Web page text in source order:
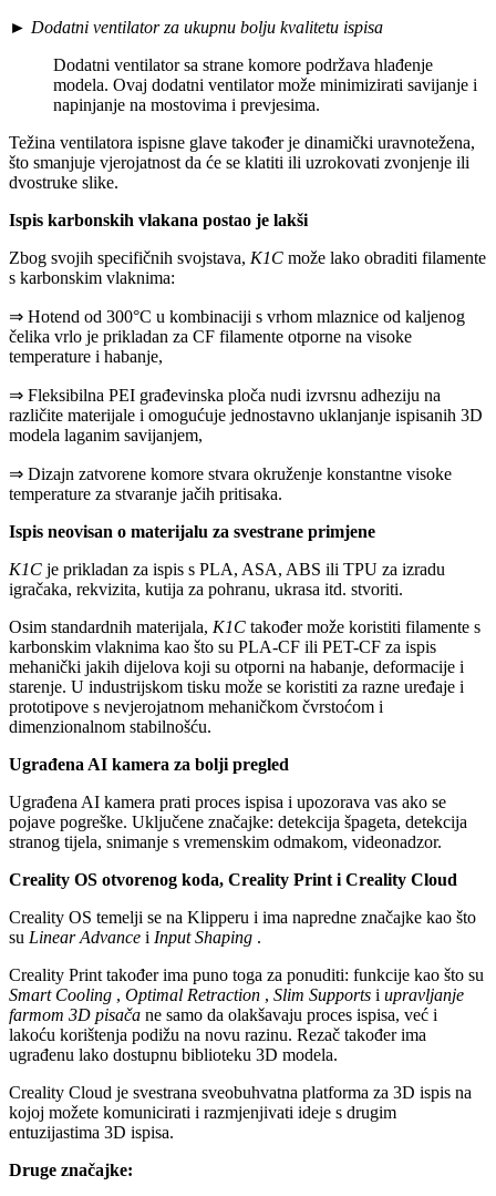
► Dodatni ventilator za ukupnu bolju kvalitetu ispisa
Dodatni ventilator sa strane komore podržava hlađenje
modela. Ovaj dodatni ventilator može minimizirati savijanje i
napinjanje na mostovima i prevjesima.
Težina ventilatora ispisne glave također je dinamički uravnotežena,
što smanjuje vjerojatnost da će se klatiti ili uzrokovati zvonjenje ili
dvostruke slike.
Ispis karbonskih vlakana postao je lakši
Zbog svojih specifičnih svojstava, K1C može lako obraditi filamente
s karbonskim vlaknima:
⇒ Hotend od 300°C u kombinaciji s vrhom mlaznice od kaljenog
čelika vrlo je prikladan za CF filamente otporne na visoke
temperature i habanje,
⇒ Fleksibilna PEI građevinska ploča nudi izvrsnu adheziju na
različite materijale i omogućuje jednostavno uklanjanje ispisanih 3D
modela laganim savijanjem,
⇒ Dizajn zatvorene komore stvara okruženje konstantne visoke
temperature za stvaranje jačih pritisaka.
Ispis neovisan o materijalu za svestrane primjene
K1C je prikladan za ispis s PLA, ASA, ABS ili TPU za izradu
igračaka, rekvizita, kutija za pohranu, ukrasa itd. stvoriti.
Osim standardnih materijala, K1C također može koristiti filamente s
karbonskim vlaknima kao što su PLA-CF ili PET-CF za ispis
mehanički jakih dijelova koji su otporni na habanje, deformacije i
starenje. U industrijskom tisku može se koristiti za razne uređaje i
prototipove s nevjerojatnom mehaničkom čvrstoćom i
dimenzionalnom stabilnošću.
Ugrađena AI kamera za bolji pregled
Ugrađena AI kamera prati proces ispisa i upozorava vas ako se
pojave pogreške. Uključene značajke: detekcija špageta, detekcija
stranog tijela, snimanje s vremenskim odmakom, videonadzor.
Creality OS otvorenog koda, Creality Print i Creality Cloud
Creality OS temelji se na Klipperu i ima napredne značajke kao što
su Linear Advance i Input Shaping .
Creality Print također ima puno toga za ponuditi: funkcije kao što su
Smart Cooling , Optimal Retraction , Slim Supports i upravljanje
farmom 3D pisača ne samo da olakšavaju proces ispisa, već i
lakoću korištenja podižu na novu razinu. Rezač također ima
ugrađenu lako dostupnu biblioteku 3D modela.
Creality Cloud je svestrana sveobuhvatna platforma za 3D ispis na
kojoj možete komunicirati i razmjenjivati ​​ideje s drugim
entuzijastima 3D ispisa.
Druge značajke: